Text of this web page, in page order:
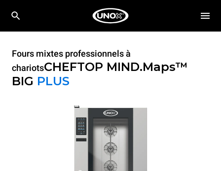
Fours mixtes professionnels à
chariotsCHEFTOP MIND.Maps™
BIG PLUS